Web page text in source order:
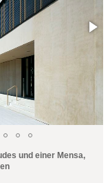
und einer Mensa,